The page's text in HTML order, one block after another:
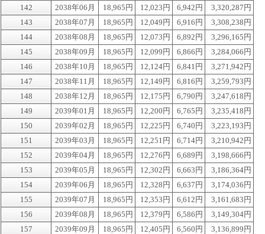
142
2038年06月 18,965円 12,023円 6,942円
3,320,287円
143
2038年07月 18,965円 12,049円 6,916円
3,308,238円
144
2038年08月 18,965円 12,073円 6,892円
3,296,165円
145
2038年09月 18,965円 12,099円 6,866円
3,284,066円
146
2038年10月 18,965円 12,124円 6,841円
3,271,942円
147
2038年11月 18,965円 12,149円 6,816円
3,259,793円
148
2038年12月 18,965円 12,175円 6,790円
3,247,618円
149
2039年01月 18,965円 12,200円 6,765円
3,235,418円
150
2039年02月 18,965円 12,225円 6,740円
3,223,193円
151
2039年03月 18,965円 12,251円 6,714円
3,210,942円
152
2039年04月 18,965円 12,276円 6,689円
3,198,666円
153
2039年05月 18,965円 12,302円 6,663円
3,186,364円
154
2039年06月 18,965円 12,328円 6,637円
3,174,036円
155
2039年07月 18,965円 12,353円 6,612円
3,161,683円
156
2039年08月 18,965円 12,379円 6,586円
3,149,304円
157
2039年09月 18,965円 12,405円 6,560円
3,136,899円